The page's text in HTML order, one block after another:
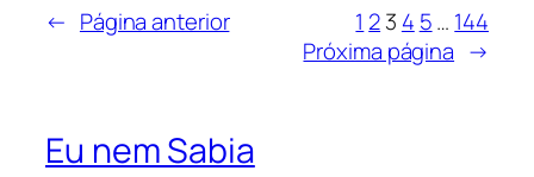
← Página anterior 1 23 4 5… 144
Próxima página →
Eu nem Sabia